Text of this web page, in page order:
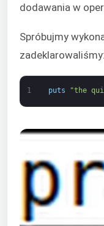
dodawania w
Spróbujmy
zadeklarowaliśmy:
1 puts "the